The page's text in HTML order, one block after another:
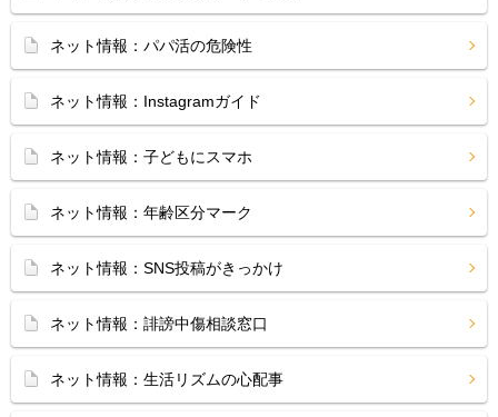
ネット情報：パパ活の危険性
ネット情報：Instagramガイド
ネット情報：子どもにスマホ
ネット情報：年齢区分マーク
ネット情報：SNS投稿がきっかけ
ネット情報：誹謗中傷相談窓口
ネット情報：生活リズムの心配事